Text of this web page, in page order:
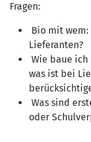
Fragen:
Bio mit
Lieferanten?
Wie baue ich
was ist bei
Was sind
oder